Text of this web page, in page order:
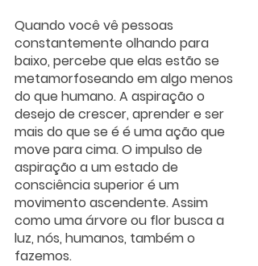
Quando você vê pessoas
constantemente olhando para
baixo, percebe que elas estão se
metamorfoseando em algo menos
do que humano. A aspiração o
desejo de crescer, aprender e ser
mais do que se é é uma ação que
move para cima. O impulso de
aspiração a um estado de
consciência superior é um
movimento ascendente. Assim
como uma árvore ou flor busca a
luz, nós, humanos, também o
fazemos.